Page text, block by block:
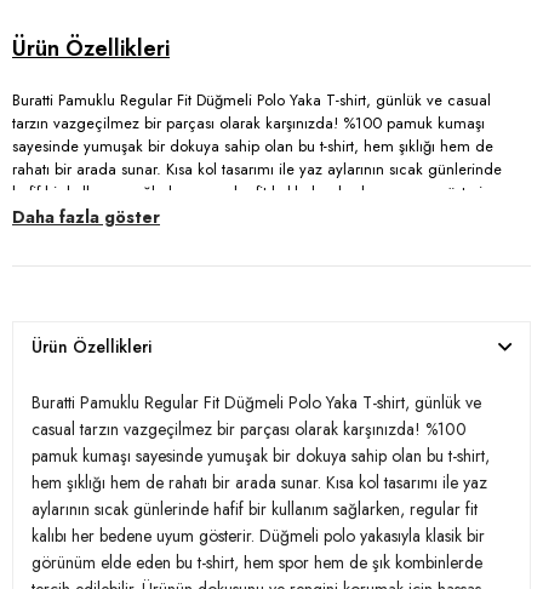
Buratti Pamuklu Regular Fit Düğmeli Polo Yaka T-shirt, günlük ve casual
tarzın vazgeçilmez bir parçası olarak karşınızda! %100 pamuk kumaşı
sayesinde yumuşak bir dokuya sahip olan bu t-shirt, hem şıklığı hem de
rahatı bir arada sunar. Kısa kol tasarımı ile yaz aylarının sıcak günlerinde
hafif bir kullanım sağlarken, regular fit kalıbı her bedene uyum gösterir.
Düğmeli polo yakasıyla klasik bir görünüm elde eden bu t-shirt, hem spor
korumak için hassas yıkama önerilerine dikkat ederek, uzun ömürlü bir
Giyim Tarzı:Günlük/Casual
Materyal:% 100 Pamuk
Yaka Tipi: Düğmeli Polo Yaka
Kol Tipi:Kısa Kol
Daha fazla göster
Ürün Özellikleri
Buratti Pamuklu Regular Fit Düğmeli Polo Yaka T-shirt, günlük ve
casual tarzın vazgeçilmez bir parçası olarak karşınızda! %100
pamuk kumaşı sayesinde yumuşak bir dokuya sahip olan bu t-shirt,
hem şıklığı hem de rahatı bir arada sunar. Kısa kol tasarımı ile yaz
aylarının sıcak günlerinde hafif bir kullanım sağlarken, regular fit
kalıbı her bedene uyum gösterir. Düğmeli polo yakasıyla klasik bir
görünüm elde eden bu t-shirt, hem spor hem de şık kombinlerde